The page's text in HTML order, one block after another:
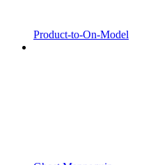
Product-to-On-Model